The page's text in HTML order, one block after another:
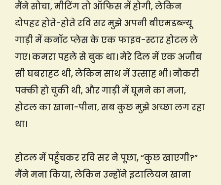
मैंने सोचा, मीटिंग तो ऑफिस में होगी, लेकिन
दोपहर होते-होते रवि सर मुझे अपनी बीएमडब्ल्यू
गाड़ी में कनॉट प्लेस के एक फाइव-स्टार होटल ले
गए। कमरा पहले से बुक था। मेरे दिल में एक अजीब
सी घबराहट थी, लेकिन साथ में उत्साह भी। नौकरी
पक्की हो चुकी थी, और गाड़ी में घूमने का मजा,
होटल का खाना-पीना, सब कुछ मुझे अच्छा लग रहा
था।
होटल में पहुँचकर रवि सर ने पूछा, “कुछ खाएगी?”
मैंने मना किया, लेकिन उन्होंने इटालियन खाना